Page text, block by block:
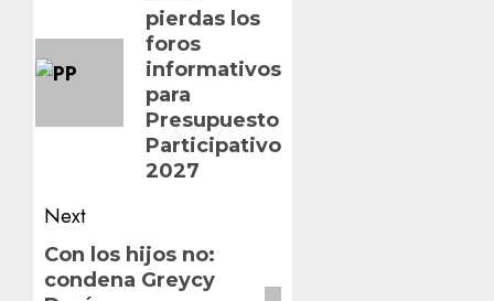
pierdas los
foros
informativos
para
Presupuesto
Participativo
2027
Next
Next
post:
Con los hijos no:
condena Greycy